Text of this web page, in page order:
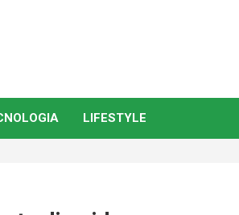
LIFESTYLE